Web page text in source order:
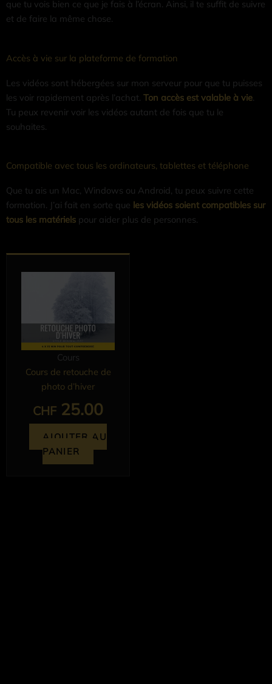
que tu vois bien ce que je fais à l’écran. Ainsi, il te suffit de suivre
et de faire la même chose.
Accès à vie sur la plateforme de formation
Les vidéos sont hébergées sur mon serveur pour que tu puisses
les voir rapidement après l’achat. Ton accès est valable à vie
Tu peux revenir voir les vidéos autant de fois que tu le
souhaites.
Compatible avec tous les ordinateurs, tablettes et téléphone
Que tu ais un Mac, Windows ou Android, tu peux suivre cette
formation. J’ai fait en sorte que les vidéos soient compatibles sur
tous les matériels pour aider plus de personnes.
Cours
Cours de retouche de
photo d’hiver
CHF 25.00
AJOUTER AU
PANIER